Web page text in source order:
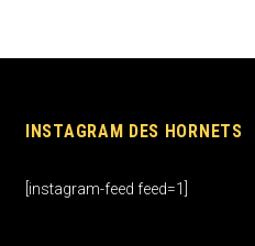
INSTAGRAM DES HORNETS
[instagram-feed feed=1]